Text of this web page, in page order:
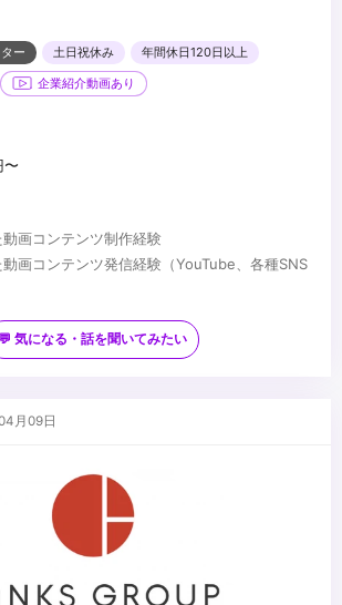
ー 土日祝休み
年間休日120日以上
企業紹介動画あり
〜
動画コンテンツ制作経験
動画コンテンツ発信経験（YouTube、各種SNS
とコミュニケーション能力
持ちながら、動画の提案/実施する力
等のプロモーション経験
制作ディレクションの経験
、広告、AIなどの最新技術や知識を積極的にイ
💬 気になる・話を聞いてみたい
月09日